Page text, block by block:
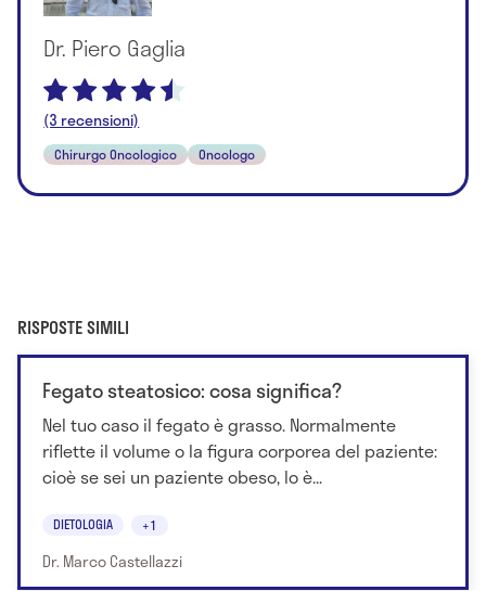
Dr. Piero Gaglia
(3 recensioni)
Chirurgo Oncologico Oncologo
RISPOSTE SIMILI
Fegato steatosico: cosa significa?
Nel tuo caso il fegato è grasso. Normalmente
riflette il volume o la figura corporea del paziente:
cioè se sei un paziente obeso, lo è...
DIETOLOGIA +1
Dr. Marco Castellazzi